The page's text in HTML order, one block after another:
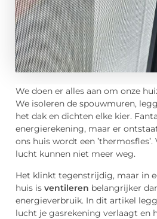
We doen er alles aan om onze
We isoleren de spouwmuren,
het dak en dichten elke kier.
energierekening, maar er
ons huis wordt een
lucht kunnen niet meer weg.
Het klinkt tegenstrijdig, maar in
huis is ventileren belangrijker
energieverbruik. In dit artikel
lucht je gasrekening verlaagt en